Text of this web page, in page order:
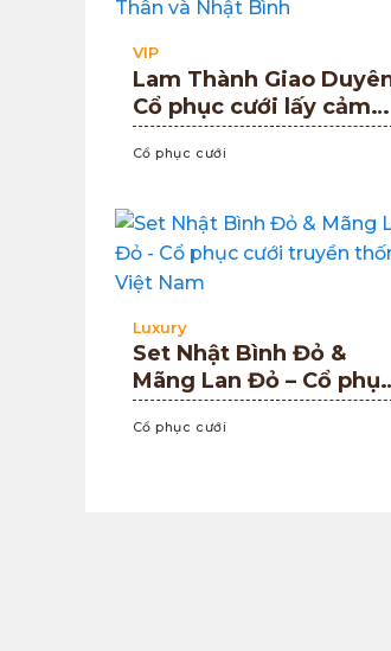
VIP
Lam Thành Giao
Cổ phục cưới lấy cảm
hứng Ngũ Thân và
Bình
Cổ phục cưới
Luxury
Set Nhật Bình Đỏ &
Mãng Lan Đỏ – Cổ phục
cưới truyền thống Việt
Nam
Cổ phục cưới